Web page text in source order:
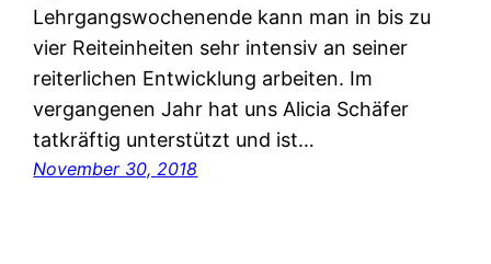
Lehrgangswochenende kann man in bis zu
vier Reiteinheiten sehr intensiv an seiner
reiterlichen Entwicklung arbeiten. Im
vergangenen Jahr hat uns Alicia Schäfer
tatkräftig unterstützt und ist…
November 30, 2018